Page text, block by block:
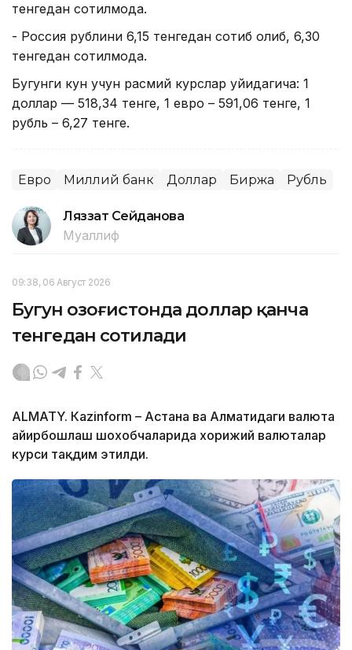
тенгедан сотилмоқда.
- Россия рублини 6,15 тенгедан сотиб олиб, 6,30
тенгедан сотилмоқда.
Бугунги кун учун расмий курслар қуйидагича: 1
доллар — 518,34 тенге, 1 евро – 591,06 тенге, 1
рубль – 6,27 тенге.
Евро Миллий банк Доллар Биржа Рубль
Ляззат Сейданова
Муаллиф
09:38, 06 Август 2026
Бугун Қозоғистонда доллар қанча
тенгедан сотилади
ALMATY. Кazinform – Астана ва Алматидаги валюта
айирбошлаш шохобчаларида хорижий валюталар
курси тақдим этилди.